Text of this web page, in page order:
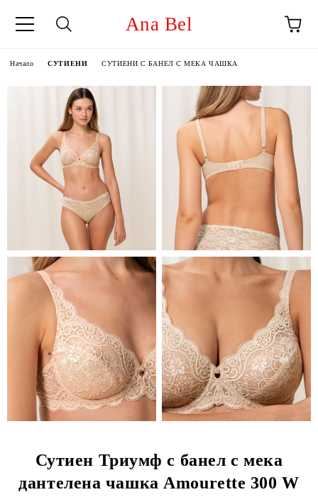
Ana Bel
Начало СУТИЕНИ СУТИЕНИ С БАНЕЛ С МЕКА ЧАШКА
Сутиен Триумф с банел с мека
дантелена чашка Amourette 300 W